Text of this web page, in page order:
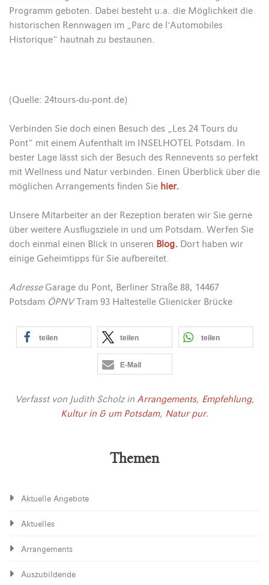
Programm geboten. Dabei besteht u.a. die Möglichkeit die
historischen Rennwagen im „Parc de l’Automobiles
Historique“ hautnah zu bestaunen.
(Quelle: 24tours-du-pont.de)
Verbinden Sie doch einen Besuch des „Les 24 Tours du
Pont“ mit einem Aufenthalt im INSELHOTEL Potsdam. In
bester Lage lässt sich der Besuch des Rennevents so perfekt
mit Wellness und Natur verbinden. Einen Überblick über die
möglichen Arrangements finden Sie hier.
Unsere Mitarbeiter an der Rezeption beraten wir Sie gerne
über weitere Ausflugsziele in und um Potsdam. Werfen Sie
doch einmal einen Blick in unseren Blog. Dort haben wir
einige Geheimtipps für Sie aufbereitet.
AdresseGarage du Pont, Berliner Straße 88, 14467
Potsdam ÖPNVTram 93 Haltestelle Glienicker Brücke
teilen teilen teilen
E-Mail
Verfasst von Judith Scholzin Arrangements, Empfehlung,
Kultur in & um Potsdam, Natur pur.
Themen
Aktuelle Angebote
Aktuelles
Arrangements
Auszubildende